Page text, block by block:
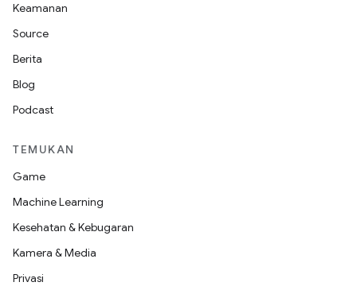
Keamanan
Source
Berita
Blog
Podcast
TEMUKAN
Game
Machine Learning
Kesehatan & Kebugaran
Kamera & Media
Privasi